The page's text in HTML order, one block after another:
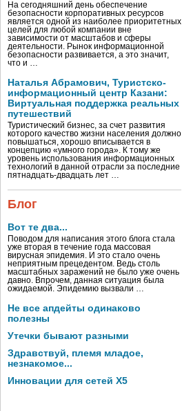
На сегодняшний день обеспечение
безопасности корпоративных ресурсов
является одной из наиболее приоритетных
целей для любой компании вне
зависимости от масштабов и сферы
деятельности. Рынок информационной
безопасности развивается, а это значит,
что и …
Наталья Абрамович, Туристско-
информационный центр Казани:
Виртуальная поддержка реальных
путешествий
Туристический бизнес, за счет развития
которого качество жизни населения должно
повышаться, хорошо вписывается в
концепцию «умного города». К тому же
уровень использования информационных
технологий в данной отрасли за последние
пятнадцать-двадцать лет …
Блог
Вот те два...
Поводом для написания этого блога стала
уже вторая в течение года массовая
вирусная эпидемия. И это стало очень
неприятным прецедентом. Ведь столь
масштабных заражений не было уже очень
давно. Впрочем, данная ситуация была
ожидаемой. Эпидемию вызвали …
Не все апдейты одинаково
полезны
Утечки бывают разными
Здравствуй, племя младое,
незнакомое...
Инновации для сетей X5